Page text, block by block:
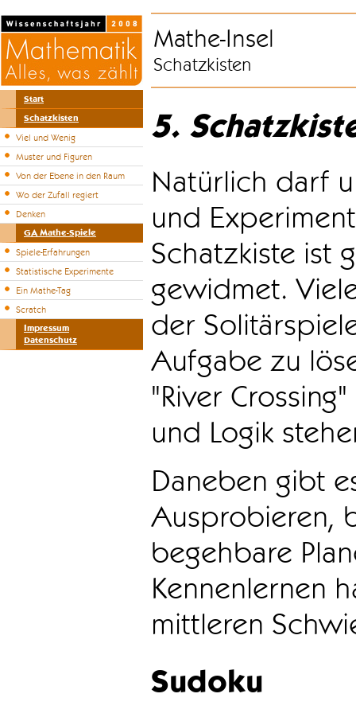
Start
Schatzkisten
Viel und Wenig
Muster und Figuren
Von der Ebene in den Raum
Wo der Zufall regiert
Denken
GA Mathe-Spiele
Spiele-Erfahrungen
Statistische Experimente
Ein Mathe-Tag
Scratch
Impressum
Datenschutz
Mathe-Insel
Schatzkisten
5.
Natürlich darf
und
Schatzkiste ist
gewidmet.
der
Aufgabe zu
"River
und Logik
Daneben gibt
Ausprobieren,
begehbare
Kennenlernen
mittleren
Sudoku